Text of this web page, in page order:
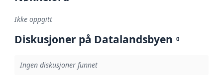
Ikke oppgitt
Diskusjoner på Datalandsbyen 0
Ingen diskusjoner funnet